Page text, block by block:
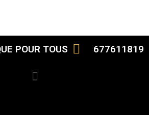
POUR TOUS 677611819